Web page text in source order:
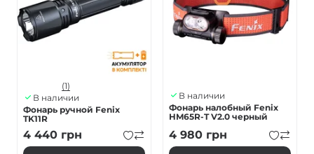
(1)
В наличии
Фонарь ручной Fenix ​​
TK11R
4 440 грн
В наличии
Фонарь налобный Fenix
HM65R-T V2.0 черный
4 980 грн